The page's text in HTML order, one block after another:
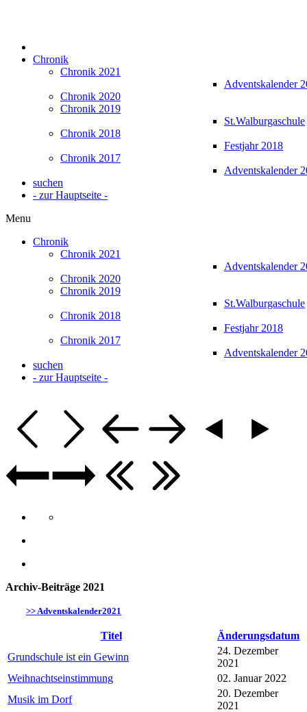
Chronik
Chronik 2021
Adventskalender
Chronik 2020
Chronik 2019
St.Walburgaschule
Chronik 2018
Festjahr 2018
Chronik 2017
Adventskalender
suchen
- zur Hauptseite -
Menu
Chronik
Chronik 2021
Adventskalender
Chronik 2020
Chronik 2019
St.Walburgaschule
Chronik 2018
Festjahr 2018
Chronik 2017
Adventskalender
suchen
- zur Hauptseite -
Archiv-Beiträge 2021
>> Adventskalender2021
Titel
Änderungsdatum
Grundschule ist ein Gewinn
24. Dezember
2021
Weihnachtseinstimmung
02. Januar 2022
Musik im Dorf
20. Dezember
2021